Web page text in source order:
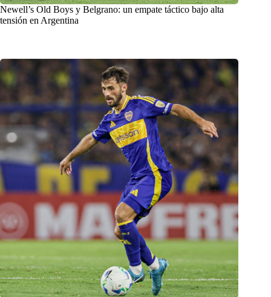
Newell’s Old Boys y Belgrano: un empate táctico bajo alta
tensión en Argentina